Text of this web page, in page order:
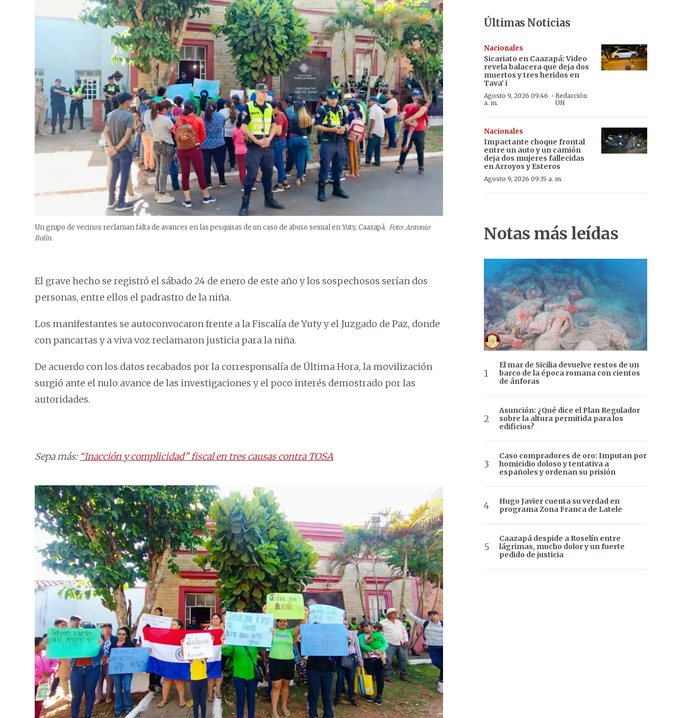
Un grupo de vecinos reclaman falta de avances en las pesquisas de un caso de abuso sexual en Yuty, Caazapá. Foto: Antonio
Rolín.
El grave hecho se registró el sábado 24 de enero de este año y los sospechosos serían dos
personas, entre ellos el padrastro de la niña.
Los manifestantes se autoconvocaron frente a la Fiscalía de Yuty y el Juzgado de Paz, donde
con pancartas y a viva voz reclamaron justicia para la niña.
De acuerdo con los datos recabados por la corresponsalía de Última Hora, la movilización
surgió ante el nulo avance de las investigaciones y el poco interés demostrado por las
autoridades.
Sepa más: “Inacción y complicidad” fiscal en tres causas contra TOSA
Últimas Noticias
Nacionales
Sicariato en Caazapá: Video
revela balacera que deja dos
muertos y tres heridos en
Tava’ i
Agosto 9, 2026 09:46
a. m.
·Redacción
ÚH
Nacionales
Impactante choque frontal
entre un auto y un camión
deja dos mujeres fallecidas
en Arroyos y Esteros
Agosto 9, 2026 09:35 a. m.
Notas más leídas
El mar de Sicilia devuelve restos de un
barco de la época romana con cientos
de ánforas
Asunción: ¿Qué dice el Plan Regulador
sobre la altura permitida para los
edificios?
Caso compradores de oro: Imputan por
homicidio doloso y tentativa a
españoles y ordenan su prisión
Hugo Javier cuenta su verdad en
programa Zona Franca de Latele
Caazapá despide a Roselín entre
lágrimas, mucho dolor y un fuerte
pedido de justicia